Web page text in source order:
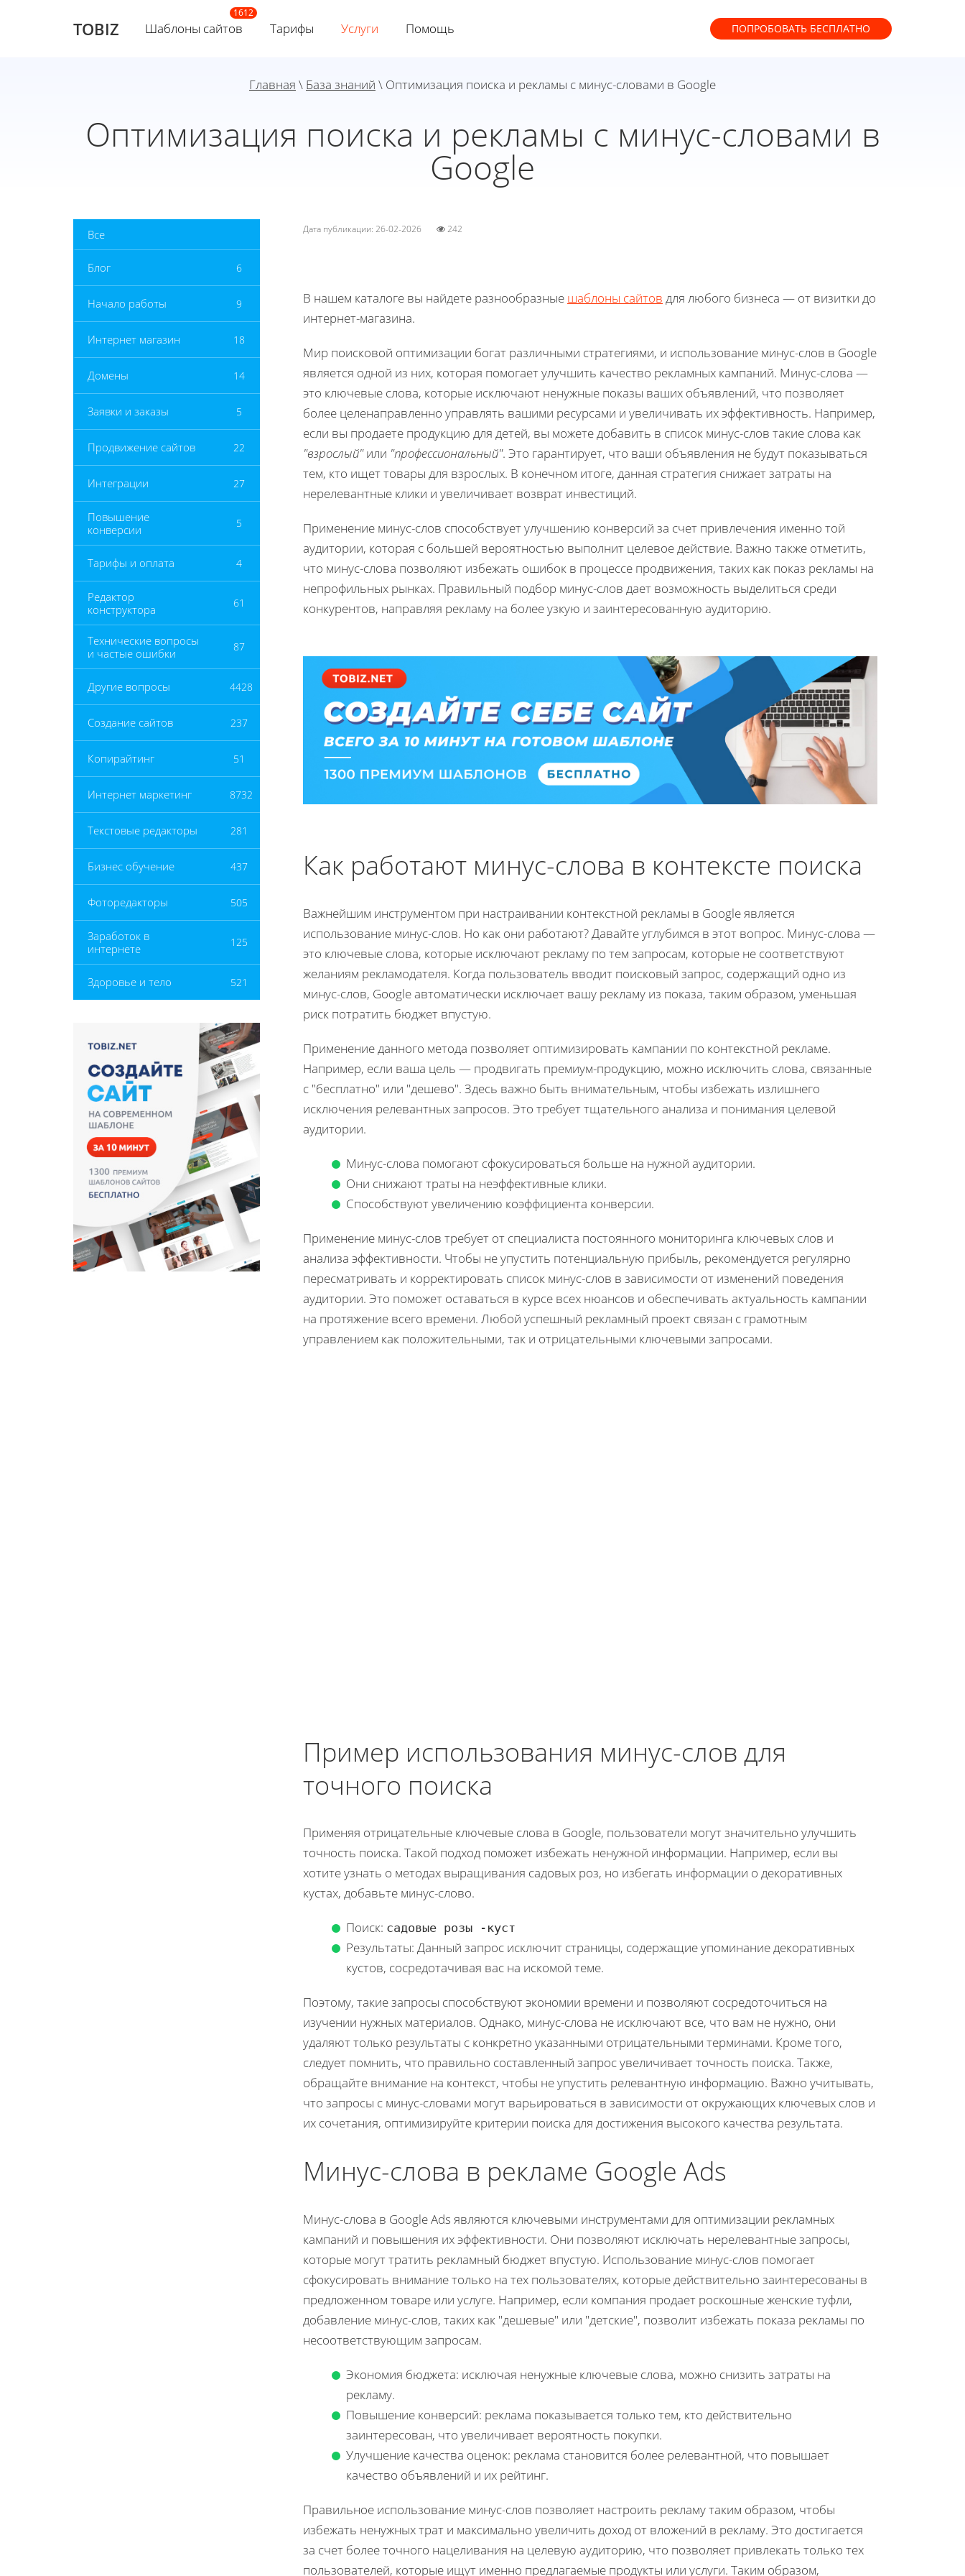
TOBIZ Шаблоны сайтов Тарифы Услуги Помощь ПОПРОБОВАТЬ БЕСПЛАТНО
Главная \ База знаний \ Оптимизация поиска и рекламы с минус-словами в Google
Оптимизация поиска и рекламы с минус-словами в
Google
Все
Блог 6
Начало работы 9
Интернет магазин 18
Домены 14
Заявки и заказы 5
Продвижение сайтов 22
Интеграции 27
Повышение
конверсии
5
Тарифы и оплата 4
Редактор
конструктора
61
Технические вопросы
и частые ошибки
87
Другие вопросы 4428
Создание сайтов 237
Копирайтинг 51
Интернет маркетинг 8732
Текстовые редакторы 281
Бизнес обучение 437
Фоторедакторы 505
Заработок в
интернете
125
Здоровье и тело 521
Дата публикации: 26-02-2026 242
В нашем каталоге вы найдете разнообразные шаблоны сайтов для любого бизнеса — от визитки до
интернет-магазина.
Мир поисковой оптимизации богат различными стратегиями, и использование минус-слов в Google
является одной из них, которая помогает улучшить качество рекламных кампаний. Минус-слова —
это ключевые слова, которые исключают ненужные показы ваших объявлений, что позволяет
более целенаправленно управлять вашими ресурсами и увеличивать их эффективность. Например,
если вы продаете продукцию для детей, вы можете добавить в список минус-слов такие слова как
"взрослый"или "профессиональный". Это гарантирует, что ваши объявления не будут показываться
тем, кто ищет товары для взрослых. В конечном итоге, данная стратегия снижает затраты на
нерелевантные клики и увеличивает возврат инвестиций.
Применение минус-слов способствует улучшению конверсий за счет привлечения именно той
аудитории, которая с большей вероятностью выполнит целевое действие. Важно также отметить,
что минус-слова позволяют избежать ошибок в процессе продвижения, таких как показ рекламы на
непрофильных рынках. Правильный подбор минус-слов дает возможность выделиться среди
конкурентов, направляя рекламу на более узкую и заинтересованную аудиторию.
Как работают минус-слова в контексте поиска
Важнейшим инструментом при настраивании контекстной рекламы в Google является
использование минус-слов. Но как они работают? Давайте углубимся в этот вопрос. Минус-слова —
это ключевые слова, которые исключают рекламу по тем запросам, которые не соответствуют
желаниям рекламодателя. Когда пользователь вводит поисковый запрос, содержащий одно из
минус-слов, Google автоматически исключает вашу рекламу из показа, таким образом, уменьшая
риск потратить бюджет впустую.
Применение данного метода позволяет оптимизировать кампании по контекстной рекламе.
Например, если ваша цель — продвигать премиум-продукцию, можно исключить слова, связанные
с "бесплатно" или "дешево". Здесь важно быть внимательным, чтобы избежать излишнего
исключения релевантных запросов. Это требует тщательного анализа и понимания целевой
аудитории.
Минус-слова помогают сфокусироваться больше на нужной аудитории.
Они снижают траты на неэффективные клики.
Способствуют увеличению коэффициента конверсии.
Применение минус-слов требует от специалиста постоянного мониторинга ключевых слов и
анализа эффективности. Чтобы не упустить потенциальную прибыль, рекомендуется регулярно
пересматривать и корректировать список минус-слов в зависимости от изменений поведения
аудитории. Это поможет оставаться в курсе всех нюансов и обеспечивать актуальность кампании
на протяжение всего времени. Любой успешный рекламный проект связан с грамотным
управлением как положительными, так и отрицательными ключевыми запросами.
Пример использования минус-слов для
точного поиска
Применяя отрицательные ключевые слова в Google, пользователи могут значительно улучшить
точность поиска. Такой подход поможет избежать ненужной информации. Например, если вы
хотите узнать о методах выращивания садовых роз, но избегать информации о декоративных
кустах, добавьте минус-слово.
Поиск: садовые розы -куст
Результаты: Данный запрос исключит страницы, содержащие упоминание декоративных
кустов, сосредотачивая вас на искомой теме.
Поэтому, такие запросы способствуют экономии времени и позволяют сосредоточиться на
изучении нужных материалов. Однако, минус-слова не исключают все, что вам не нужно, они
удаляют только результаты с конкретно указанными отрицательными терминами. Кроме того,
следует помнить, что правильно составленный запрос увеличивает точность поиска. Также,
обращайте внимание на контекст, чтобы не упустить релевантную информацию. Важно учитывать,
что запросы с минус-словами могут варьироваться в зависимости от окружающих ключевых слов и
их сочетания, оптимизируйте критерии поиска для достижения высокого качества результата.
Минус-слова в рекламе Google Ads
Минус-слова в Google Ads являются ключевыми инструментами для оптимизации рекламных
кампаний и повышения их эффективности. Они позволяют исключать нерелевантные запросы,
которые могут тратить рекламный бюджет впустую. Использование минус-слов помогает
сфокусировать внимание только на тех пользователях, которые действительно заинтересованы в
предложенном товаре или услуге. Например, если компания продает роскошные женские туфли,
добавление минус-слов, таких как "дешевые" или "детские", позволит избежать показа рекламы по
несоответствующим запросам.
Экономия бюджета: исключая ненужные ключевые слова, можно снизить затраты на
рекламу.
Повышение конверсий: реклама показывается только тем, кто действительно
заинтересован, что увеличивает вероятность покупки.
Улучшение качества оценок: реклама становится более релевантной, что повышает
качество объявлений и их рейтинг.
Правильное использование минус-слов позволяет настроить рекламу таким образом, чтобы
избежать ненужных трат и максимально увеличить доход от вложений в рекламу. Это достигается
за счет более точного нацеливания на целевую аудиторию, что позволяет привлекать только тех
пользователей, которые ищут именно предлагаемые продукты или услуги. Таким образом,